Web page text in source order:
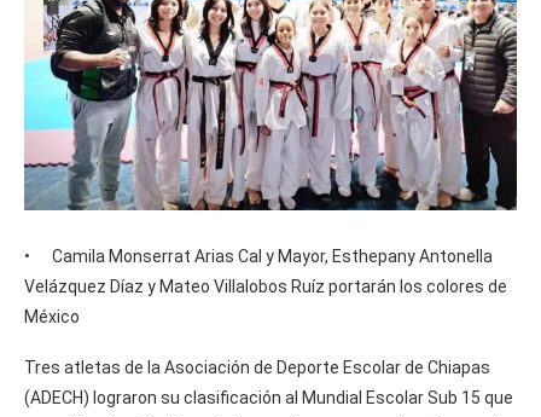
• Camila Monserrat Arias Cal y Mayor, Esthepany Antonella
Velázquez Díaz y Mateo Villalobos Ruíz portarán los colores de
México
Tres atletas de la Asociación de Deporte Escolar de Chiapas
(ADECH) lograron su clasificación al Mundial Escolar Sub 15 que